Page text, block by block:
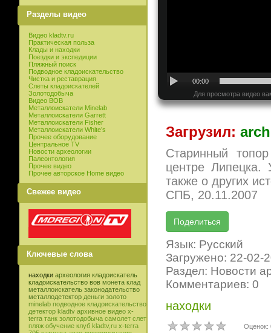
Разделы видео
Видео kladtv.ru
Практическая польза
Клады и находки
Поездки и экспедиции
Пляжный поиск
Подводное кладоискательство
Чистка и реставрация
Слеты кладоискателей
Золотодобыча
Видео ВОВ
Металлоискатели Minelab
Металлоискатели Garrett
Металлоискатели Fisher
Металлоискатели White’s
Прочее оборудование
Центральное TV
Новости археологии
Палеонтология
Прочее видео
Прочее авторское Home видео
Свежее видео
Ключевые слова
находки археология кладоискатель
кладоискательство вов монета клад
металлоискатель законодательство
металлодетектор деньги золото
minelab подводное кладоискательство
детектор kladtv архивное видео x-
terra танк золотодобыча самолет слет
пляж обучение клуб kladtv,ru x-terra
00:00
Для просмотра видео
Загрузил:
Старинный
центре Липецка.
также о других
СПБ, 20.11.2007
Язык: Русский
Загружено: 22-02-
Раздел: Новости
Комментариев: 0
находки
Оценок: